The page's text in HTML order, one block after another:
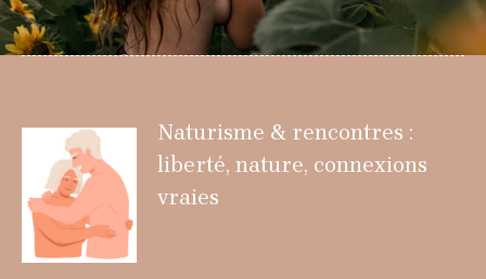
Naturisme & rencontres :
liberté, nature, connexions
vraies